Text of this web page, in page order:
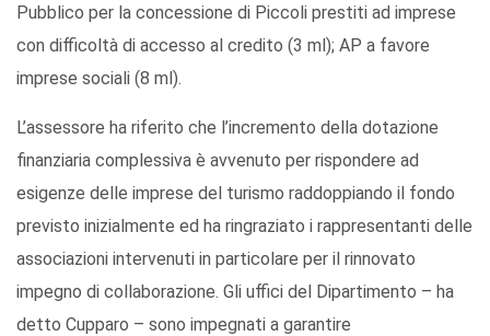
Pubblico per la concessione di Piccoli prestiti ad imprese
con difficoltà di accesso al credito (3 ml); AP a favore
imprese sociali (8 ml).
L’assessore ha riferito che l’incremento della dotazione
finanziaria complessiva è avvenuto per rispondere ad
esigenze delle imprese del turismo raddoppiando il fondo
previsto inizialmente ed ha ringraziato i rappresentanti delle
associazioni intervenuti in particolare per il rinnovato
impegno di collaborazione. Gli uffici del Dipartimento – ha
detto Cupparo – sono impegnati a garantire